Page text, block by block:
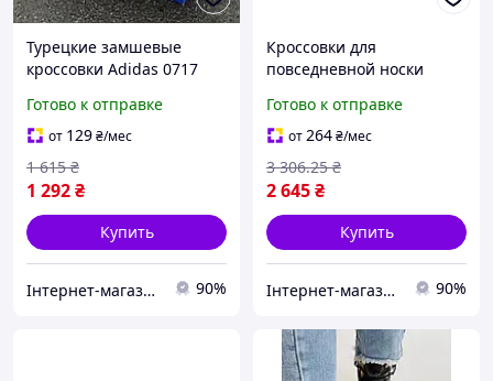
Турецкие замшевые
кроссовки Adidas 0717
отдыха в осенний сезон
Готово к отправке
от 129₴/мес
1 292₴
1 615 ₴
Купить
Інтернет-магазин Look 100 Clothes 90%
Кроссовки для
повседневной носки
Турецкий цвет артикул
7438 материал Вьетнам
Готово к отправке
от264₴/мес
2 645₴
3 306.25 ₴
Купить
Інтернет-магазин Look 100 Clothes 90%